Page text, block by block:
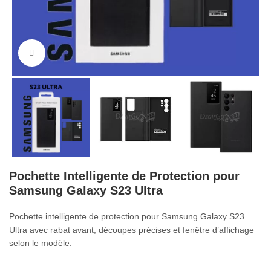
Cliquez pour agrandir
Pochette Intelligente de Protection pour
Samsung Galaxy S23 Ultra
Pochette intelligente de protection pour Samsung Galaxy S23
Ultra avec rabat avant, découpes précises et fenêtre d’affichage
selon le modèle.